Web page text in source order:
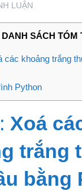
LUẬN
DANH SÁCH TÓM
các khoảng trắng
Python
Xoá
trắng
bằng